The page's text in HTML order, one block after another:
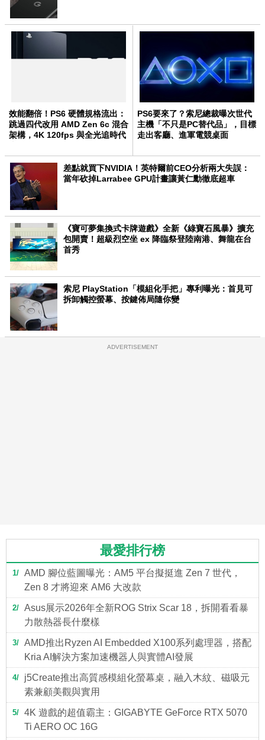
效能翻倍！PS6 硬體規格流出：
跳過四代改用 AMD Zen 6c 混合
架構，4K 120fps 與全光追時代
PS6要來了？索尼總裁曝次世代
主機「不只是PC替代品」，目標
走出客廳、進軍電競桌面
差點就買下NVIDIA！英特爾前CEO分析兩大失誤：
當年砍掉Larrabee GPU計畫讓黃仁勳徹底超車
《寶可夢集換式卡牌遊戲》全新《綠寶石風暴》擴充
包開賣！超級烈空坐 ex 降臨祭登陸南港、舞龍在台
首秀
索尼 PlayStation「模組化手把」專利曝光：首見可
拆卸觸控螢幕、按鍵佈局隨你變
ADVERTISEMENT
最愛排行榜
1
AMD 腳位藍圖曝光：AM5 平台擬挺進 Zen 7 世代，
Zen 8 才將迎來 AM6 大改款
2
Asus展示2026年全新ROG Strix Scar 18，拆開看看暴
力散熱器長什麼樣
3
AMD推出Ryzen AI Embedded X100系列處理器，搭配
Kria AI解決方案加速機器人與實體AI發展
4
j5Create推出高質感模組化螢幕桌，融入木紋、磁吸元
素兼顧美觀與實用
5
4K 遊戲的超值霸主：GIGABYTE GeForce RTX 5070
Ti AERO OC 16G